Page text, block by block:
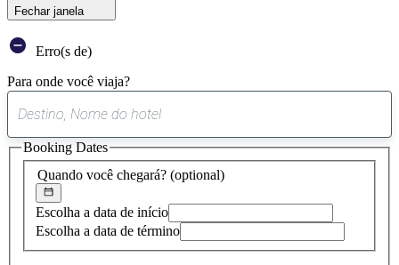
Fechar janela
Erro(s de)
Para onde você viaja?
sugestão
encontrada
Quando você chegará? (optional)
Escolha a data de início
Escolha a data de término
Booking Dates